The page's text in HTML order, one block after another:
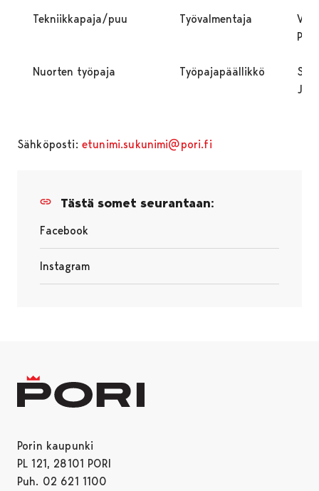
Tekniikkapaja/puu Työvalmentaja
Pasi
Nuorten työpaja Työpajapäällikkö
Sähköposti: etunimi.sukunimi@pori.fi
Tästä somet seurantaan:
Facebook
Instagram
Porin kaupunki
PL 121, 28101 PORI
Puh. 02 621 1100